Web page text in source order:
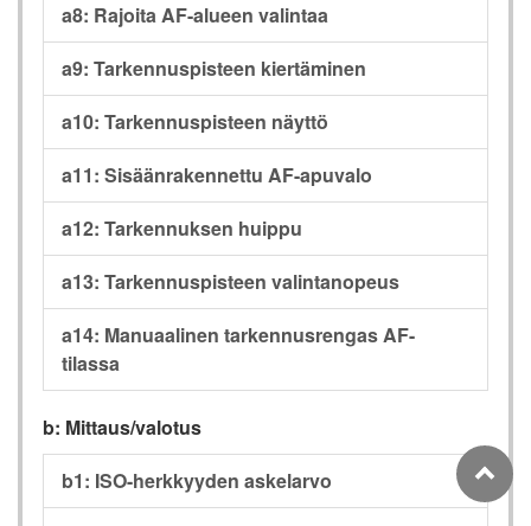
a8: Rajoita AF-alueen valintaa
a9: Tarkennuspisteen kiertäminen
a10: Tarkennuspisteen näyttö
a11: Sisäänrakennettu AF-apuvalo
a12: Tarkennuksen huippu
a13: Tarkennuspisteen valintanopeus
a14: Manuaalinen tarkennusrengas AF-
tilassa
b: Mittaus/valotus
b1: ISO-herkkyyden askelarvo